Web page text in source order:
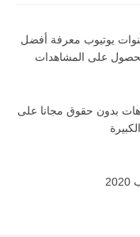
يوتيوب معرفة أفضل
على المشاهدات
بدون حقوق مجانا على